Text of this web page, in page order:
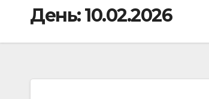
День:10.02.2026